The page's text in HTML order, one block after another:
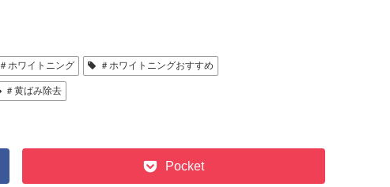
＃ホワイトニング ＃ホワイトニングおすすめ
＃黄ばみ除去
Pocket